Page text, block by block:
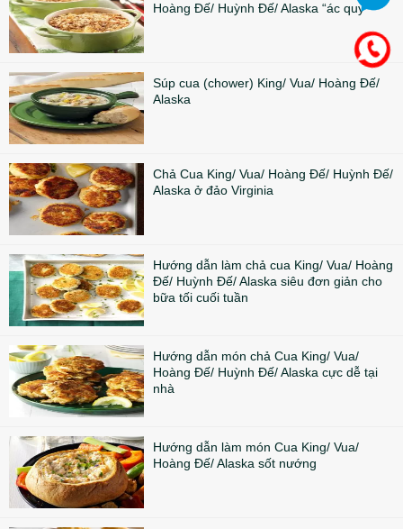
Hoàng Đế/ Huỳnh Đế/ Alaska “ác quỷ”
Súp cua (chower) King/ Vua/ Hoàng Đế/
Alaska
Chả Cua King/ Vua/ Hoàng Đế/ Huỳnh Đế/
Alaska ở đảo Virginia
Hướng dẫn làm chả cua King/ Vua/ Hoàng
Đế/ Huỳnh Đế/ Alaska siêu đơn giản cho
bữa tối cuối tuần
Hướng dẫn món chả Cua King/ Vua/
Hoàng Đế/ Huỳnh Đế/ Alaska cực dễ tại
nhà
Hướng dẫn làm món Cua King/ Vua/
Hoàng Đế/ Alaska sốt nướng